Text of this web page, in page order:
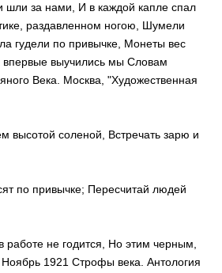
шли за нами, И в каждой капле спал
раздавленном ногою, Шумели
гудели по привычке, Монеты вес
впервые выучились мы Словам
Века. Москва, "Художественная
соленой, Встречать зарю и
по привычке; Пересчитай людей
не годится, Но этим черным,
1921 Строфы века. Антология